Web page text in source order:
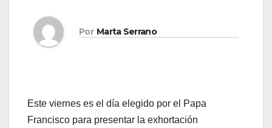
Por Marta Serrano
Este viernes es el día elegido por el Papa
Francisco para presentar la exhortación